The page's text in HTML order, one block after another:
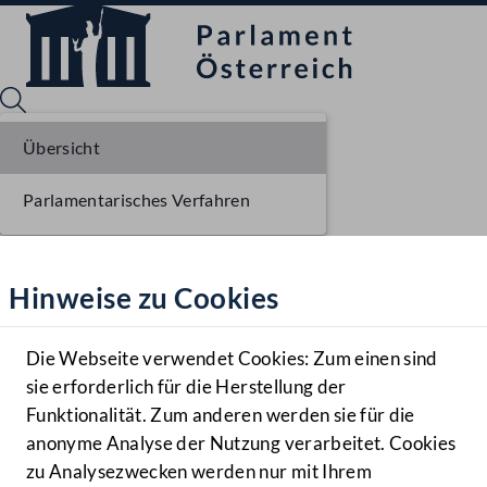
Hilfe
Benutzer
Navigationsmenü öffnen
MENÜ
Hinweise zu Cookies
Die Webseite verwendet Cookies: Zum einen sind
sie erforderlich für die Herstellung der
Funktionalität. Zum anderen werden sie für die
anonyme Analyse der Nutzung verarbeitet. Cookies
zu Analysezwecken werden nur mit Ihrem
Übersicht
Parlamentarisches Verfahren